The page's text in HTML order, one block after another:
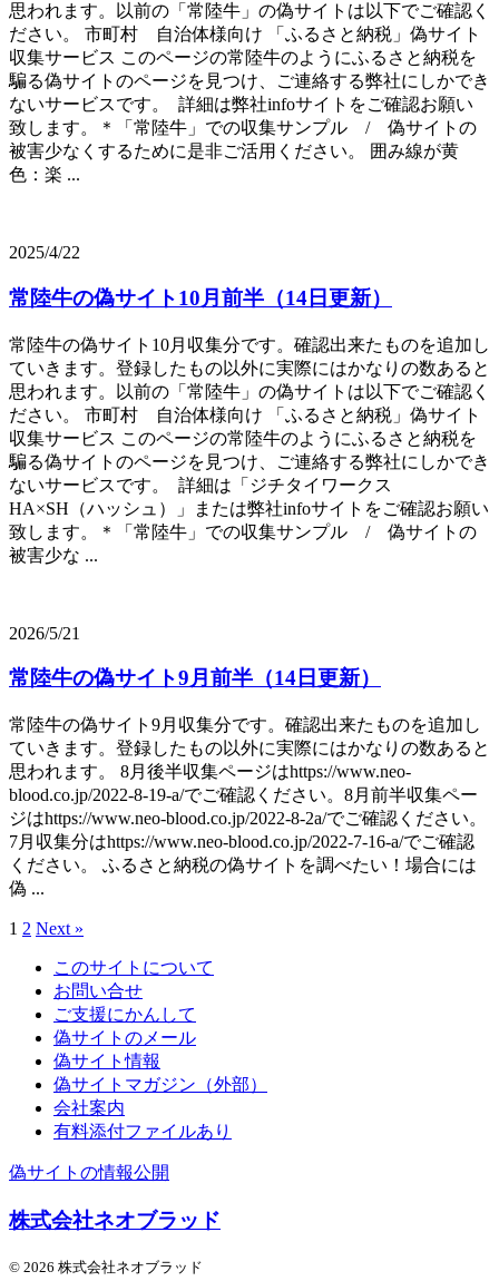
思われます。以前の「常陸牛」の偽サイトは以下でご確認く
ださい。 市町村 自治体様向け 「ふるさと納税」偽サイト
収集サービス このページの常陸牛のようにふるさと納税を
騙る偽サイトのページを見つけ、ご連絡する弊社にしかでき
ないサービスです。 詳細は弊社infoサイトをご確認お願い
致します。＊「常陸牛」での収集サンプル / 偽サイトの
被害少なくするために是非ご活用ください。 囲み線が黄
色：楽 ...
2025/4/22
常陸牛の偽サイト10月前半（14日更新）
常陸牛の偽サイト10月収集分です。確認出来たものを追加し
ていきます。登録したもの以外に実際にはかなりの数あると
思われます。以前の「常陸牛」の偽サイトは以下でご確認く
ださい。 市町村 自治体様向け 「ふるさと納税」偽サイト
収集サービス このページの常陸牛のようにふるさと納税を
騙る偽サイトのページを見つけ、ご連絡する弊社にしかでき
ないサービスです。 詳細は「ジチタイワークス
HA×SH（ハッシュ）」または弊社infoサイトをご確認お願い
致します。＊「常陸牛」での収集サンプル / 偽サイトの
被害少な ...
2026/5/21
常陸牛の偽サイト9月前半（14日更新）
常陸牛の偽サイト9月収集分です。確認出来たものを追加し
ていきます。登録したもの以外に実際にはかなりの数あると
思われます。 8月後半収集ページはhttps://www.neo-
blood.co.jp/2022-8-19-a/でご確認ください。8月前半収集ペー
ジはhttps://www.neo-blood.co.jp/2022-8-2a/でご確認ください。
7月収集分はhttps://www.neo-blood.co.jp/2022-7-16-a/でご確認
ください。 ふるさと納税の偽サイトを調べたい！場合には
偽 ...
1 2 Next »
このサイトについて
お問い合せ
ご支援にかんして
偽サイトのメール
偽サイト情報
偽サイトマガジン（外部）
会社案内
有料添付ファイルあり
偽サイトの情報公開
株式会社ネオブラッド
© 2026 株式会社ネオブラッド